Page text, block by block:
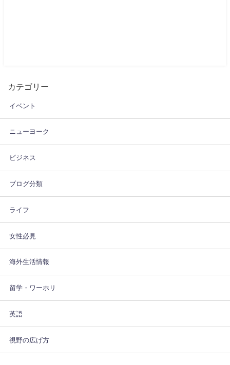
カテゴリー
イベント
ニューヨーク
ビジネス
ブログ分類
ライフ
女性必見
海外生活情報
留学・ワーホリ
英語
視野の広げ方